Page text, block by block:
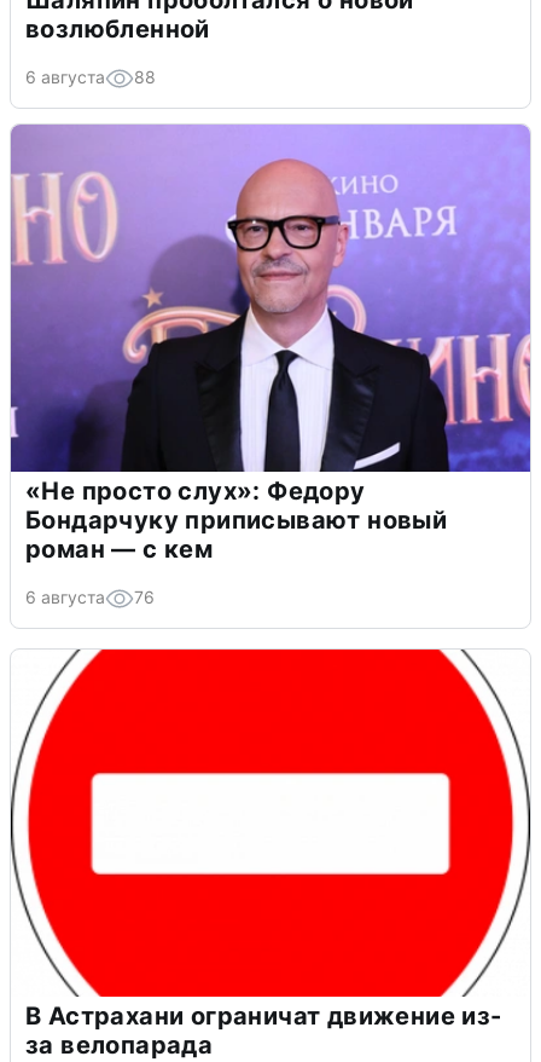
возлюбленной
6 августа 88
«Не просто слух»: Федору
Бондарчуку приписывают новый
роман — с кем
6 августа 76
В Астрахани ограничат движение из-
за велопарада